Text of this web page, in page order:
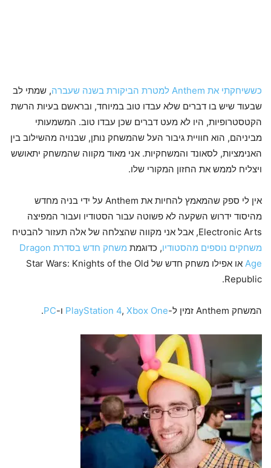
כששיחקתי את Anthem למטרת הביקורת בשנה שעברה
, שמתי לב
שבעוד שיש בו דברים שלא עבדו טוב במיוחד, ובראשם בעיות הרשת
הקטסטרופיות, היו לא מעט דברים שכן עבדו טוב. המשמעותי
מביניהם, הוא חוויית גיבור העל שהמשחק נותן, שבנויה מהשילוב בין
האנימציות, לסאונד והמשחקיות. אני מאוד מקווה שהמשחק יתאושש
ויצליח לממש את החזון המקורי שלו.
אין לי ספק שהמאמץ להחיות את Anthem על ידי בניה מחדש
מהיסוד ידרוש השקעה לא פשוטה עבור הסטודיו ועבור המפיצה
Electronic Arts, אבל אני מקווה שהצלחה של אלה תעזור להבטיח
משחקים נוספים מהסטודיו, כדוגמת
משחק חדש בסדרת Dragon
Age
או אפילו משחק חדש של Star Wars: Knights of the Old
Republic.
המשחק Anthem זמין ל- PlayStation 4, Xbox One ו-PC
.